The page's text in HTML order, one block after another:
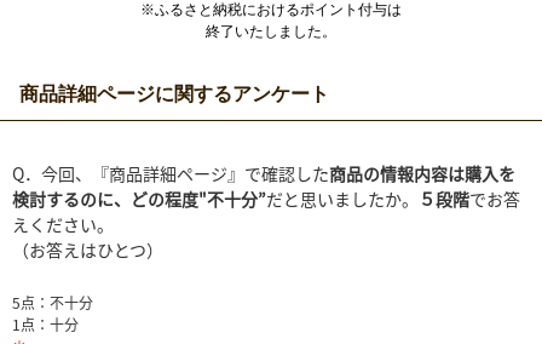
※ふるさと納税におけるポイント付与は
終了いたしました。
商品詳細ページに関するアンケート